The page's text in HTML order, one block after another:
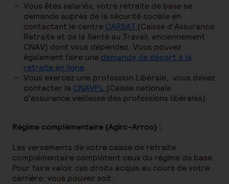
Vous êtes salariés, votre retraite de base se
demande auprès de la sécurité sociale en
contactant le centre CARSAT (Caisse d'Assurance
Retraite et de la Santé au Travail, anciennement
CNAV) dont vous dépendez. Vous pouvez
également faire une demande de départ à la
retraite en ligne.
Vous exercez une profession Libérale, vous devez
contacter la CNAVPL (Caisse nationale
d'assurance vieillesse des professions libérales)
Régime complémentaire (Agirc-Arrco) :
Les versements de votre caisse de retraite
complémentaire complètent ceux du régime de base.
Pour faire valoir ces droits acquis au cours de votre
carrière, vous pouvez soit :